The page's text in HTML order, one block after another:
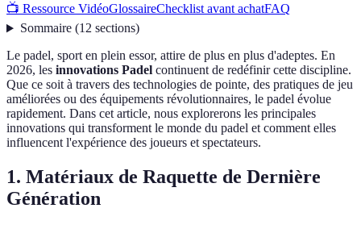
📺 Ressource VidéoGlossaireChecklist avant achatFAQ
Sommaire(12 sections)
Le padel, sport en plein essor, attire de plus en plus d'adeptes. En
2026, les innovations Padel continuent de redéfinir cette discipline.
Que ce soit à travers des technologies de pointe, des pratiques de jeu
améliorées ou des équipements révolutionnaires, le padel évolue
rapidement. Dans cet article, nous explorerons les principales
innovations qui transforment le monde du padel et comment elles
influencent l'expérience des joueurs et spectateurs.
1. Matériaux de Raquette de Dernière
Génération